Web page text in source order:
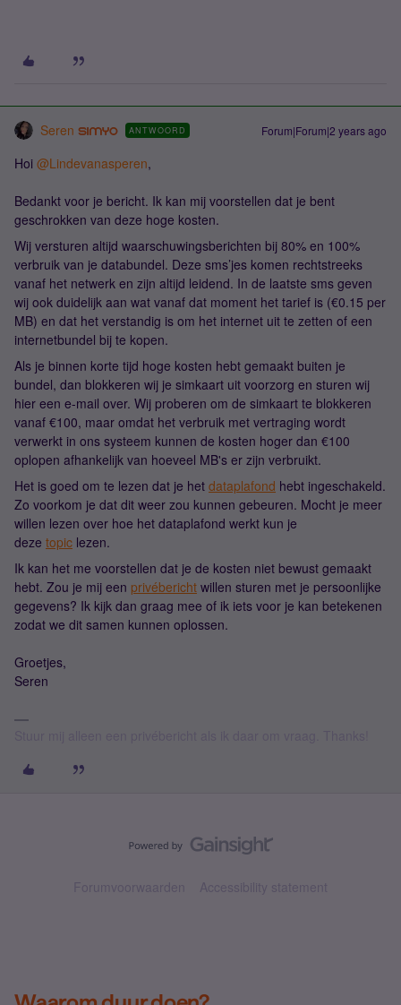
Seren ANTWOORD Forum|Forum|2 years ago
Hoi @Lindevanasperen,
Bedankt voor je bericht. Ik kan mij voorstellen dat je bent
geschrokken van deze hoge kosten.
Wij versturen altijd waarschuwingsberichten bij 80% en 100%
verbruik van je databundel. Deze sms’jes komen rechtstreeks
vanaf het netwerk en zijn altijd leidend. In de laatste sms geven
wij ook duidelijk aan wat vanaf dat moment het tarief is (€0.15 per
MB) en dat het verstandig is om het internet uit te zetten of een
internetbundel bij te kopen.
Als je binnen korte tijd hoge kosten hebt gemaakt buiten je
bundel, dan blokkeren wij je simkaart uit voorzorg en sturen wij
hier een e-mail over. Wij proberen om de simkaart te blokkeren
vanaf €100, maar omdat het verbruik met vertraging wordt
verwerkt in ons systeem kunnen de kosten hoger dan €100
oplopen afhankelijk van hoeveel MB's er zijn verbruikt.
Het is goed om te lezen dat je het dataplafond hebt ingeschakeld.
Zo voorkom je dat dit weer zou kunnen gebeuren. Mocht je meer
willen lezen over hoe het dataplafond werkt kun je
deze topic lezen.
Ik kan het me voorstellen dat je de kosten niet bewust gemaakt
hebt. Zou je mij een privébericht willen sturen met je persoonlijke
gegevens? Ik kijk dan graag mee of ik iets voor je kan betekenen
zodat we dit samen kunnen oplossen.
Groetjes,
Seren
Forumvoorwaarden Accessibility statement